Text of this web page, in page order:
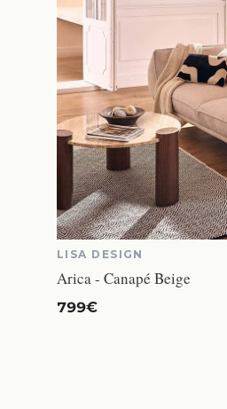
LISA DESIGN
Arica - Canapé Beige
799€